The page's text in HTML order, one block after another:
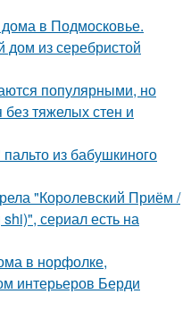
в Подмосковье.
из серебристой
популярными, но
тяжелых стен и
из бабушкиного
"Королевский Приём /
сериал есть на
в норфолке,
интерьеров Берди